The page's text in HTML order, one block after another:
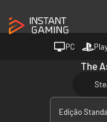
PC
The
Edição